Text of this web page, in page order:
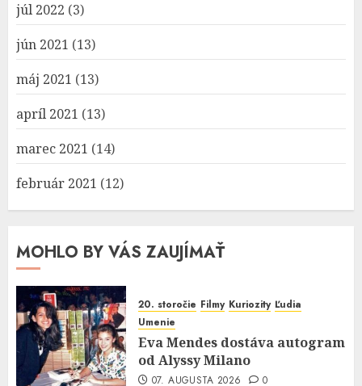
júl 2022 (3)
jún 2021 (13)
máj 2021 (13)
apríl 2021 (13)
marec 2021 (14)
február 2021 (12)
MOHLO BY VÁS ZAUJÍMAŤ
20. storočie Filmy Kuriozity Ľudia
Umenie
Eva Mendes dostáva autogram
od Alyssy Milano
07. AUGUSTA 2026 0